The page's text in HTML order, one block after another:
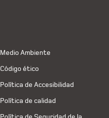
Medio Ambiente
Código ético
Política de Accesibilidad
Política de calidad